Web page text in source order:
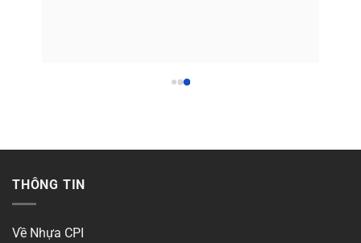
THÔNG TIN
Về Nhựa CPI